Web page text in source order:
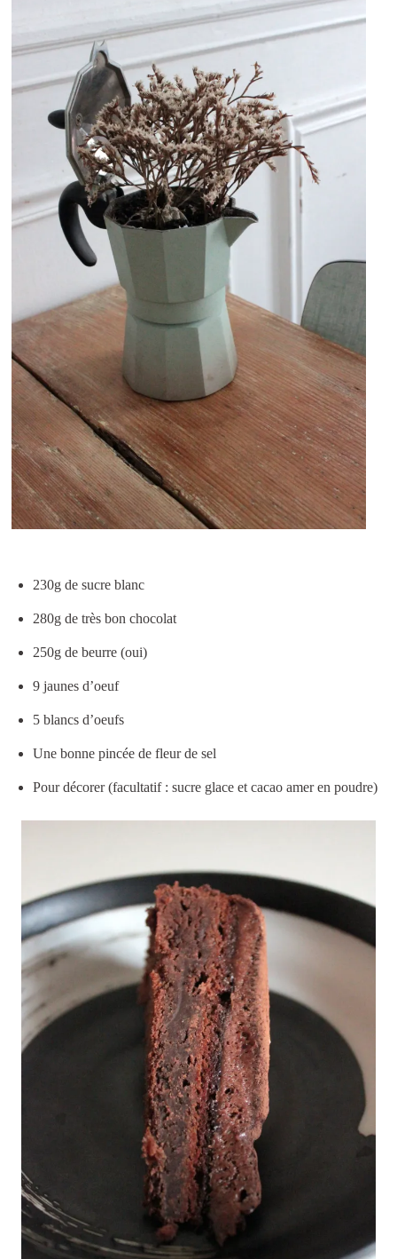
230g de sucre blanc
280g de très bon chocolat
250g de beurre (oui)
9 jaunes d’oeuf
5 blancs d’oeufs
Une bonne pincée de fleur de sel
Pour décorer (facultatif : sucre glace et cacao amer en poudre)